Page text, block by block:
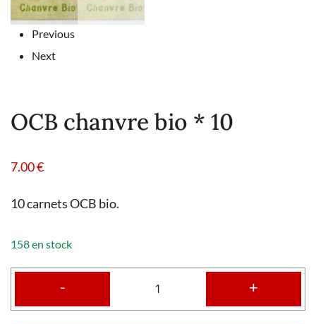
Previous
Next
OCB chanvre bio * 10
7.00€
10 carnets OCB bio.
158 en stock
- +